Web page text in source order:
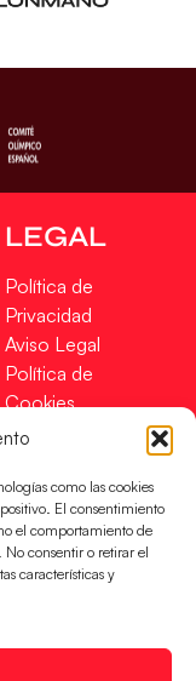
como las cookies
El consentimiento
el comportamiento de
consentir o retirar el
características y
LEGAL
Política de
Privacidad
Aviso Legal
Política de
Cookies
Mapa Web